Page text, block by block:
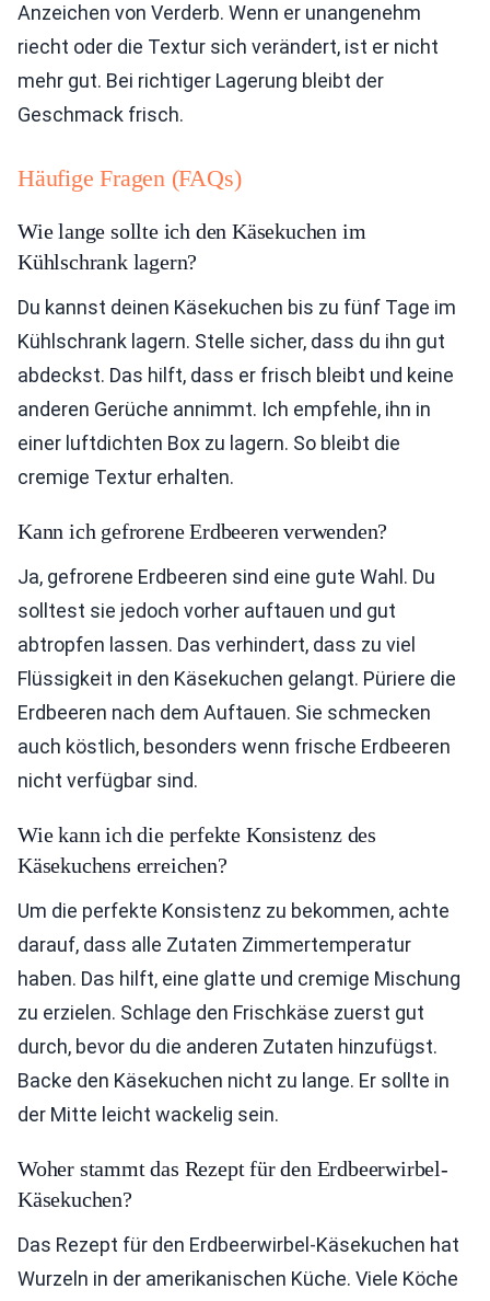
Anzeichen von Verderb. Wenn er unangenehm
riecht oder die Textur sich verändert, ist er nicht
mehr gut. Bei richtiger Lagerung bleibt der
Geschmack frisch.
Häufige Fragen (FAQs)
Wie lange sollte ich den Käsekuchen im
Kühlschrank lagern?
Du kannst deinen Käsekuchen bis zu fünf Tage im
Kühlschrank lagern. Stelle sicher, dass du ihn gut
abdeckst. Das hilft, dass er frisch bleibt und keine
anderen Gerüche annimmt. Ich empfehle, ihn in
einer luftdichten Box zu lagern. So bleibt die
cremige Textur erhalten.
Kann ich gefrorene Erdbeeren verwenden?
Ja, gefrorene Erdbeeren sind eine gute Wahl. Du
solltest sie jedoch vorher auftauen und gut
abtropfen lassen. Das verhindert, dass zu viel
Flüssigkeit in den Käsekuchen gelangt. Püriere die
Erdbeeren nach dem Auftauen. Sie schmecken
auch köstlich, besonders wenn frische Erdbeeren
nicht verfügbar sind.
Wie kann ich die perfekte Konsistenz des
Käsekuchens erreichen?
Um die perfekte Konsistenz zu bekommen, achte
darauf, dass alle Zutaten Zimmertemperatur
haben. Das hilft, eine glatte und cremige Mischung
zu erzielen. Schlage den Frischkäse zuerst gut
durch, bevor du die anderen Zutaten hinzufügst.
Backe den Käsekuchen nicht zu lange. Er sollte in
der Mitte leicht wackelig sein.
Woher stammt das Rezept für den Erdbeerwirbel-
Käsekuchen?
Das Rezept für den Erdbeerwirbel-Käsekuchen hat
Wurzeln in der amerikanischen Küche. Viele Köche